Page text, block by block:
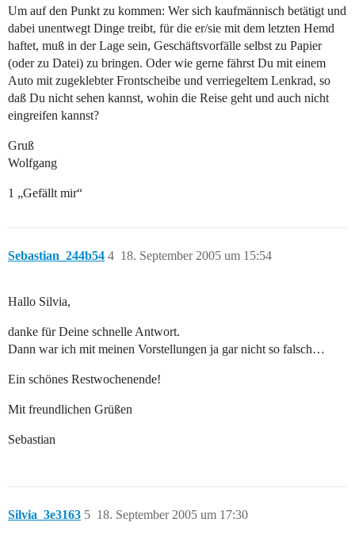
Um auf den Punkt zu kommen: Wer sich kaufmännisch betätigt und
dabei unentwegt Dinge treibt, für die er/sie mit dem letzten Hemd
haftet, muß in der Lage sein, Geschäftsvorfälle selbst zu Papier
(oder zu Datei) zu bringen. Oder wie gerne fährst Du mit einem
Auto mit zugeklebter Frontscheibe und verriegeltem Lenkrad, so
daß Du nicht sehen kannst, wohin die Reise geht und auch nicht
eingreifen kannst?
Gruß
Wolfgang
1 „Gefällt mir“
Sebastian_244b54 18. September 2005 um 15:54
4
Hallo Silvia,
danke für Deine schnelle Antwort.
Dann war ich mit meinen Vorstellungen ja gar nicht so falsch…
Ein schönes Restwochenende!
Mit freundlichen Grüßen
Sebastian
Silvia_3e3163 18. September 2005 um 17:30
5